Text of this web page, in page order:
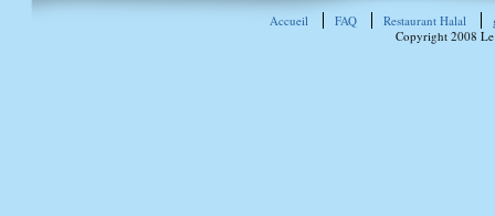
Accueil FAQ Restaurant Halal
Copyright 2008